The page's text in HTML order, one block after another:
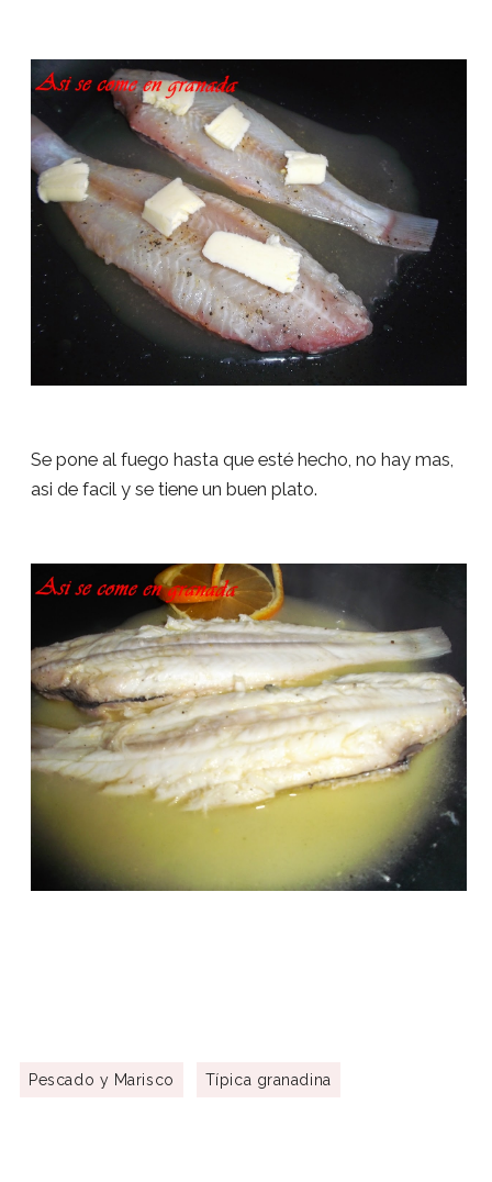
Se pone al fuego hasta que esté hecho, no hay mas,
asi de facil y se tiene un buen plato.
Pescado y Marisco Típica granadina